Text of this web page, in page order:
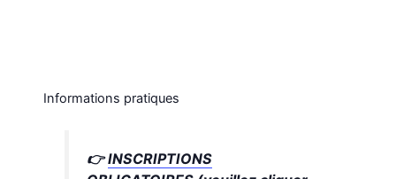
Informations pratiques
👉INSCRIPTIONS